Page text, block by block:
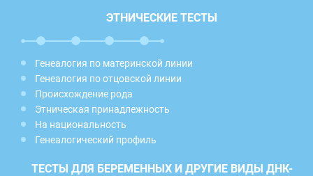
ЭТНИЧЕСКИЕ ТЕСТЫ
Генеалогия по материнской линии
Генеалогия по отцовской линии
Происхождение рода
Этническая принадлежность
На национальность
Генеалогический профиль
ТЕСТЫ ДЛЯ БЕРЕМЕННЫХ И ДРУГИЕ ВИДЫ ДНК-